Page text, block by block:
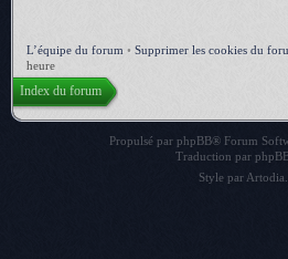
L’équipe du forum • Supprimer les cookies du
heure
Index du forum
Propulsé par phpBB® Forum
Traduction par
Style par Artodia